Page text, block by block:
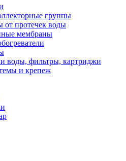
группы
протечек воды
мембраны
воды, фильтры, картриджи
и крепеж